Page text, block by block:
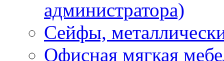
администратора)
Сейфы,
Офисная мягкая